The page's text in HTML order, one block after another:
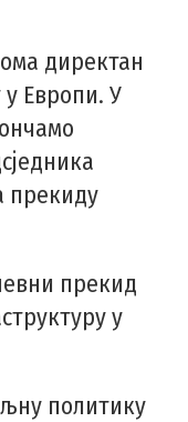
директан
у Европи. У
прекиду
прекид
у
политику